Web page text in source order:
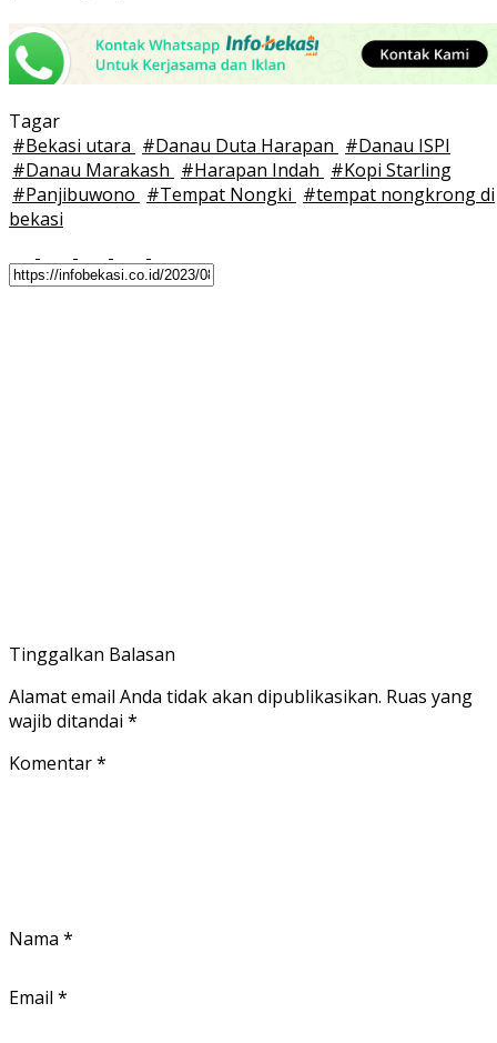
Tagar
#Bekasi utara #Danau Duta Harapan #Danau ISPI
#Danau Marakash #Harapan Indah #Kopi Starling
#Panjibuwono #Tempat Nongki #tempat nongkrong di
bekasi
Tinggalkan Balasan
Alamat email Anda tidak akan dipublikasikan. Ruas yang
wajib ditandai *
Komentar*
Nama *
Email *